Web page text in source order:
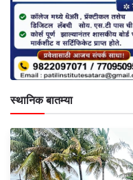
स्थानिक बातम्या